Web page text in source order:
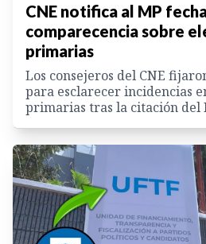
CNE notifica al MP
comparecencia sobre
primarias
Los consejeros del CNE
para esclarecer incidencias
primarias tras la citación del